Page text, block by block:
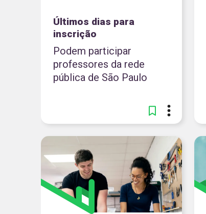
Últimos dias para
inscrição
Podem participar
professores da rede
pública de São Paulo